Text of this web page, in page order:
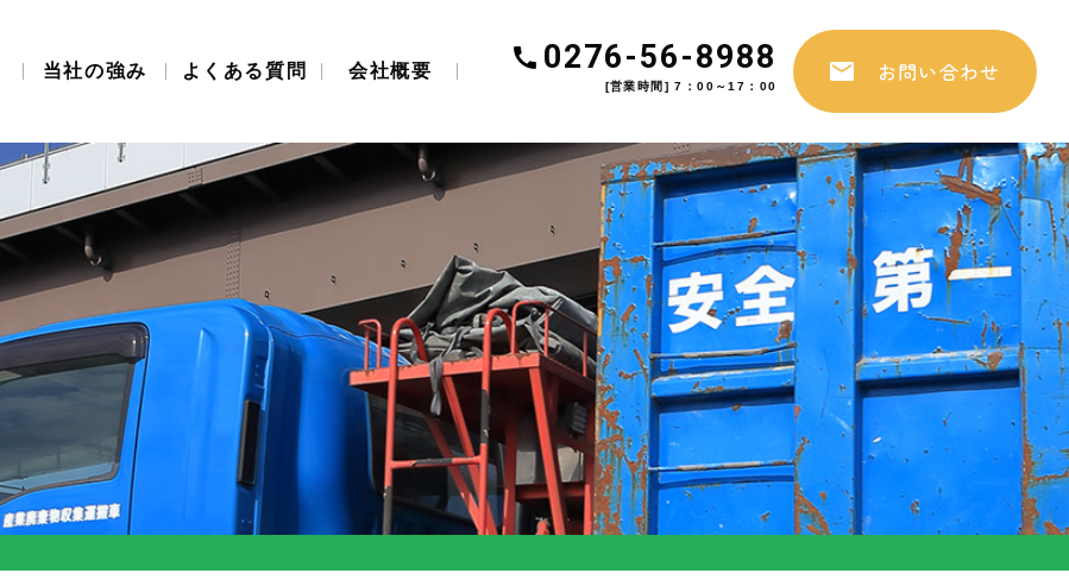
当社の強み よくある質問 会社概要 0276-56-8988
[営業時間] 7：00～17：00
お問い合わせ